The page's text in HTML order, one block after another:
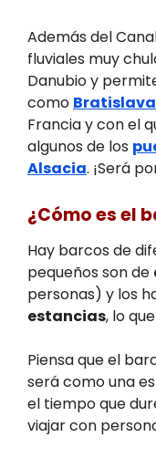
Además del
fluviales muy
Danubio y
como Bratislava
Francia y con el
algunos de los
Alsacia. ¡Será
¿Cómo es el
Hay barcos de
pequeños son de
personas) y los
estancias, lo
Piensa que el
será como una
el tiempo que
viajar con